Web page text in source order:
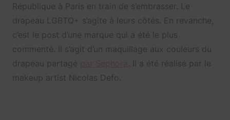
République à Paris en train de s’embrasser. Le
drapeau LGBTQ+ s’agite à leurs côtés. En revanche,
c’est le post d’une marque qui a été le plus
commenté. Il s’agit d’un maquillage aux couleurs du
drapeau partagé
. Il a été réalisé par le
makeup artist Nicolas Defo.